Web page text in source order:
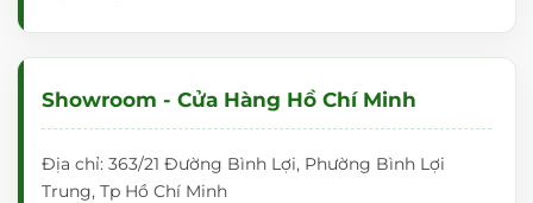
Showroom - Cửa Hàng Hồ Chí Minh
Địa chỉ: 363/21 Đường Bình Lợi, Phường Bình Lợi
Trung, Tp Hồ Chí Minh